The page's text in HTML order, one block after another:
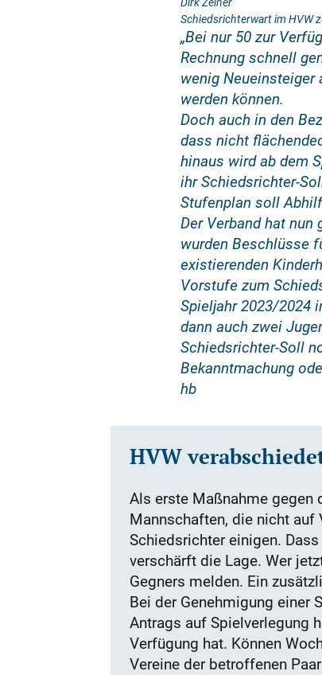
Schiedsrichterwart im HVW
„Bei nur 50 zur
Rechnung schnell
wenig
werden können.
Doch auch in den
dass nicht
hinaus wird ab dem
ihr Schiedsrichter-
Stufenplan soll
Der Verband hat
wurden Beschlüsse
existierenden
Vorstufe zum
Spieljahr 2023/2024
dann auch zwei
Schiedsrichter-Soll
Bekanntmachung
hb
HVW
Als erste Maßnahme gegen
Mannschaften, die nicht
Schiedsrichter einigen.
verschärft die Lage. Wer
Gegners melden. Ein
Bei der Genehmigung einer
Antrags auf Spielverlegung
Verfügung hat. Können
Vereine der betroffenen